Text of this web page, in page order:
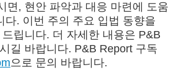
면, 현안 파악과 대응 마련에 도움
다. 이번 주의 주요 입법 동향을
립니다. 더 자세한 내용은 P&B
길 바랍니다. P&B Report 구독
으로 문의 바랍니다.